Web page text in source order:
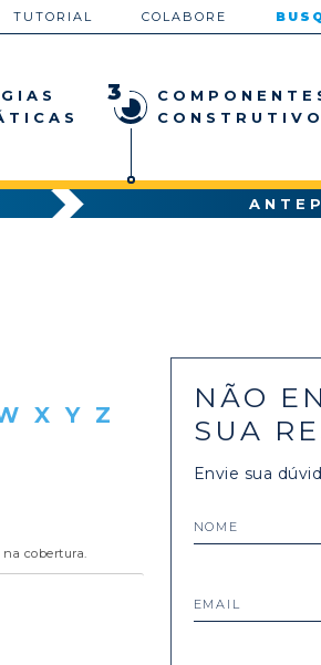
TUTORIAL COLABORE
3
X Y Z
cobertura.
NÃO
SUA
Envie sua
NOME
EMAIL